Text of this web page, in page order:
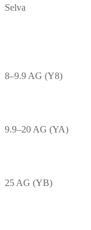
Selva
8–9.9 AG (Y8)
9.9–20 AG (YA)
25 AG (YB)